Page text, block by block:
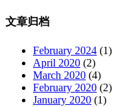
布环境的，程序一致，环境一
出现，很可能就是数据不一致
的问题引起的，那么最好的情
况就是数据采用尽可能真实的
数据进行测试 4. 服务器容器
操作不规范 为了更方便调试，
文章归档
February 2024 (1)
April 2020 (2)
March 2020 (4)
February 2020 (2)
January 2020 (1)